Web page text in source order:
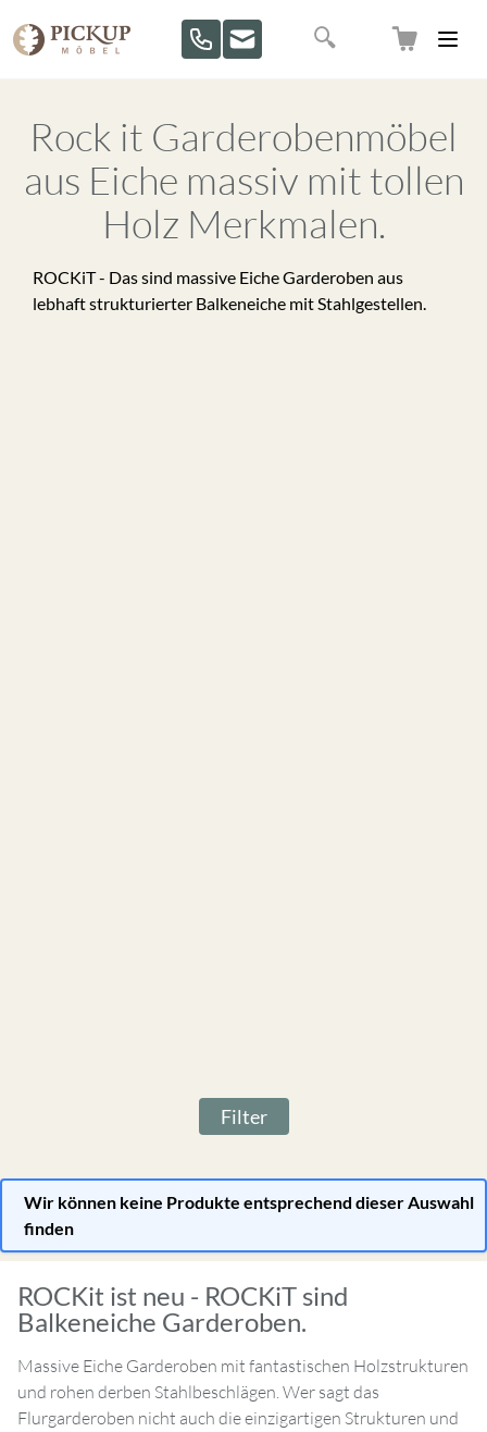
Suche
Rock it Garderobenmöbel
aus Eiche massiv mit tollen
Holz Merkmalen.
ROCKiT - Das sind massive Eiche Garderoben aus
lebhaft strukturierter Balkeneiche mit Stahlgestellen.
Filter
Wir können keine Produkte entsprechend dieser Auswahl
finden
ROCKit ist neu - ROCKiT sind
Balkeneiche Garderoben.
Massive Eiche Garderoben mit fantastischen Holzstrukturen
und rohen derben Stahlbeschlägen. Wer sagt das
Flurgarderoben nicht auch die einzigartigen Strukturen und